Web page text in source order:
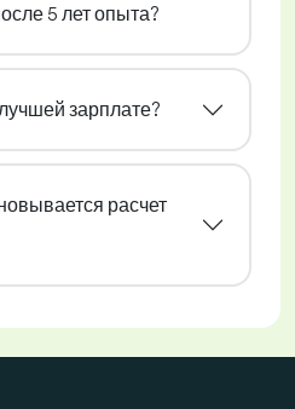
5 лет опыта?
зарплате?
расчет